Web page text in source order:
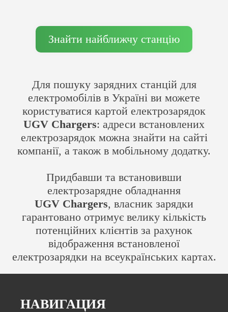
Для пошуку зарядних станцій для
електромобілів в Україні ви можете
користуватися картой електрозарядок
UGV Chargers: адреси встановлених
електрозарядок можна знайти на сайті
компанії, а також в мобільному додатку.
Придбавши та встановивши
електрозарядне обладнання
UGV Chargers, власник зарядки
гарантовано отримує велику кількість
потенційних клієнтів за рахунок
відображення встановленої
електрозарядки на всеукраїнських картах.
Знайти найближчу станцію
НАВИГАЦИЯ